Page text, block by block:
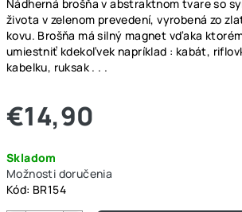
Nádherná brošňa v abstraktnom tvare so
života v zelenom prevedení, vyrobená zo
kovu. Brošňa má silný magnet vďaka
umiestniť kdekoľvek napríklad : kabát,
kabelku, ruksak . . .
€14,90
cena:
Skladom
Možnosti doručenia
Kód: BR154